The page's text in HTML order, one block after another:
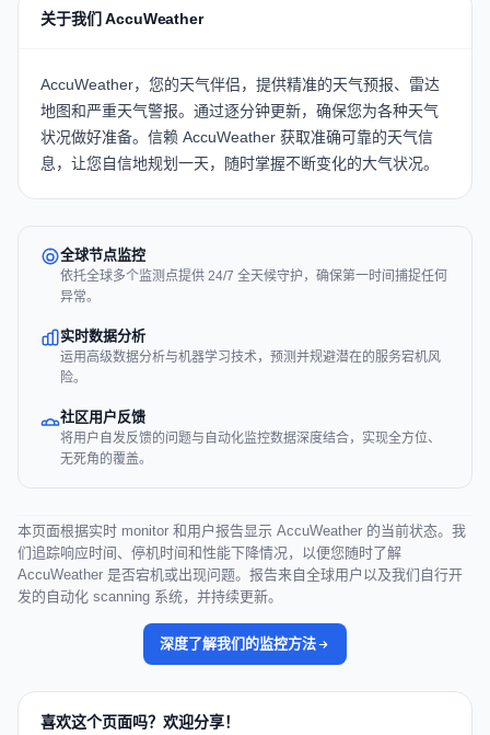
关于我们 AccuWeather
AccuWeather，您的天气伴侣，提供精准的天气预报、雷达
地图和严重天气警报。通过逐分钟更新，确保您为各种天气
状况做好准备。信赖 AccuWeather 获取准确可靠的天气信
息，让您自信地规划一天，随时掌握不断变化的大气状况。
全球节点监控
依托全球多个监测点提供 24/7 全天候守护，确保第一时间捕捉任何
异常。
实时数据分析
运用高级数据分析与机器学习技术，预测并规避潜在的服务宕机风
险。
社区用户反馈
将用户自发反馈的问题与自动化监控数据深度结合，实现全方位、
无死角的覆盖。
本页面根据实时 monitor 和用户报告显示 AccuWeather 的当前状态。我
们追踪响应时间、停机时间和性能下降情况，以便您随时了解
AccuWeather 是否宕机或出现问题。报告来自全球用户以及我们自行开
发的自动化 scanning 系统，并持续更新。
深度了解我们的监控方法
喜欢这个页面吗？欢迎分享！